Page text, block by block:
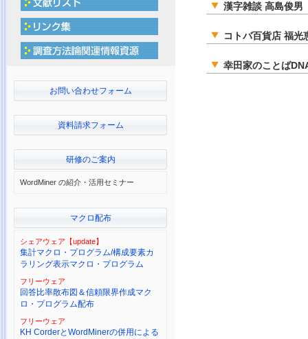
お問い合わせフォーム
資料請求フォーム
研修のご案内
WordMiner の紹介・活用セミナー
マクロ配布
シェアウェア【update】
集計マクロ・プログラム/構成要素カ
ラリング表示マクロ・プログラム
フリーウェア
回答比率散布図＆信頼限界作成マク
ロ・プログラム配布
フリーウェア
KH CorderとWordMinerの併用による
漢字雑談 高島俊男
コトバ百貨店 福光
幸田家のことば